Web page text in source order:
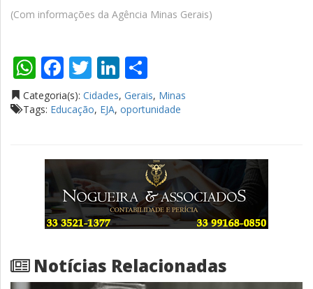
(Com informações da Agência Minas Gerais)
WhatsApp
Facebook
TwitterLinkedIn
Categoria(s): Cidades, Gerais, Minas
Tags: Educação, EJA, oportunidade
Notícias Relacionadas